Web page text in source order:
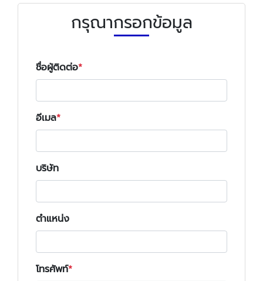
กรุณากรอกข้อมูล
ชื่อผู้ติดต่อ
อีเมล
บริษัท
ตำแหน่ง
โทรศัพท์